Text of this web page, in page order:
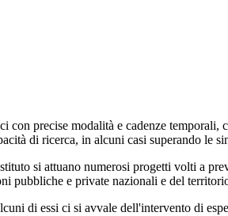
precise modalità e cadenze
di ricerca, in alcuni casi superando le
si attuano numerosi progetti volti a
pubbliche e private nazionali e del
di essi ci si avvale dell'intervento di